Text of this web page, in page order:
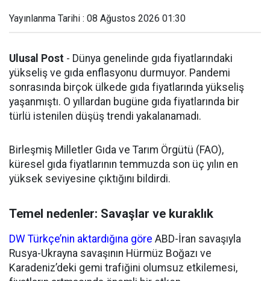
Yayınlanma Tarihi : 08 Ağustos 2026 01:30
Ulusal Post - Dünya genelinde gıda fiyatlarındaki
yükseliş ve gıda enflasyonu durmuyor. Pandemi
sonrasında birçok ülkede gıda fiyatlarında yükseliş
yaşanmıştı. O yıllardan bugüne gıda fiyatlarında bir
türlü istenilen düşüş trendi yakalanamadı.
Birleşmiş Milletler Gıda ve Tarım Örgütü (FAO),
küresel gıda fiyatlarının temmuzda son üç yılın en
yüksek seviyesine çıktığını bildirdi.
Temel nedenler: Savaşlar ve kuraklık
DW Türkçe’nin aktardığına göre ABD-İran savaşıyla
Rusya-Ukrayna savaşının Hürmüz Boğazı ve
Karadeniz’deki gemi trafiğini olumsuz etkilemesi,